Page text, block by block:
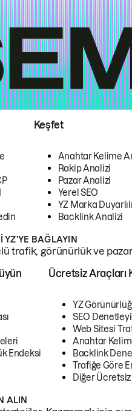
Keşfet
Anahtar Kelime
Rakip Analizi
Pazar Analizi
Yerel SEO
YZ Marka
Backlink Analizi
YZ'YE BAĞLAYIN
trafik, görünürlük ve
Endeksi
Ücretsiz Araçları
YZ
SEO
Web Sitesi
Anahtar
Backlink
Trafiğe Göre
Diğer
ALIN